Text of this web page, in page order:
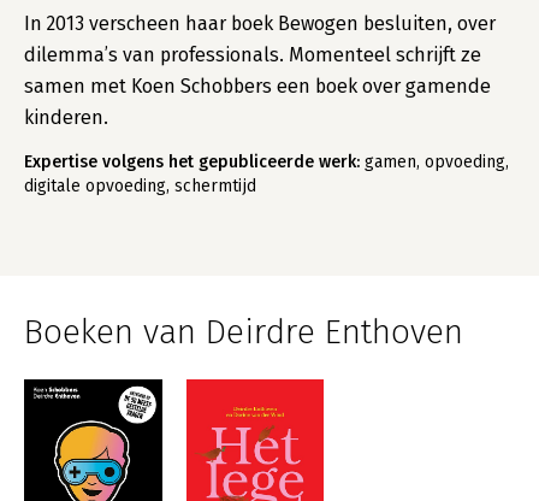
In 2013 verscheen haar boek Bewogen besluiten, over
dilemma’s van professionals. Momenteel schrijft ze
samen met Koen Schobbers een boek over gamende
kinderen.
Expertise volgens het gepubliceerde werk: gamen, opvoeding,
digitale opvoeding, schermtijd
Boeken van Deirdre Enthoven